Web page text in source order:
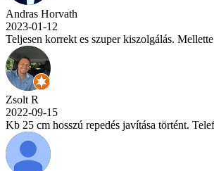
Andras Horvath
2023-01-12
Teljesen korrekt es szuper kiszolgálás.
Zsolt R
2022-09-15
Kb 25 cm hosszú repedés javítása történt.